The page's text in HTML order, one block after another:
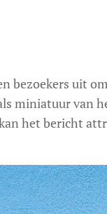
bezoekers uit
miniatuur van
het bericht